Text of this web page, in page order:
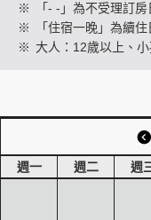
※
「- -」為不受理訂
※
「住宿一晚」為續
※ 大人：12歲以上、
週一 週二 週